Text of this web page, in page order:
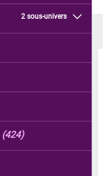
2 sous-univers
(424)